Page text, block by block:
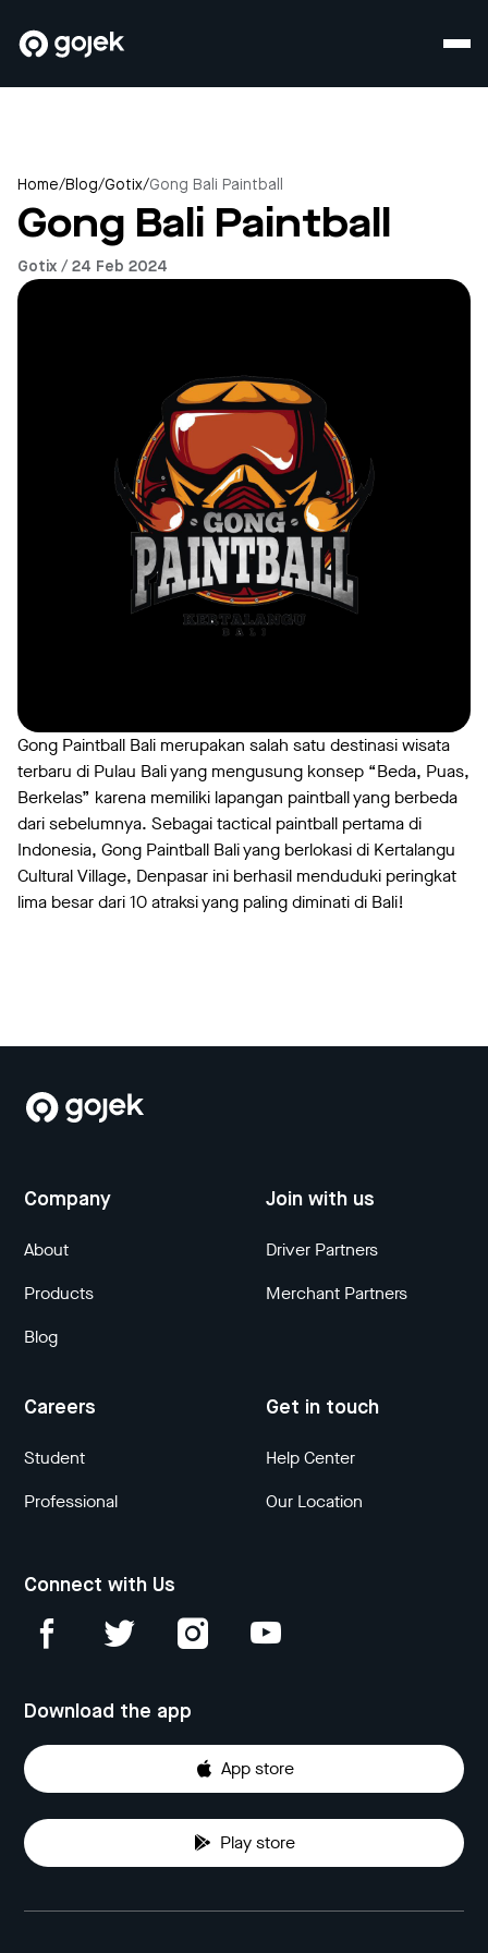
Home/Blog/Gotix/Gong Bali Paintball
Gong Bali Paintball
Gotix / 24 Feb 2024
Gong Paintball Bali merupakan salah satu destinasi wisata
terbaru di Pulau Bali yang mengusung konsep “Beda, Puas,
Berkelas” karena memiliki lapangan paintball yang berbeda
dari sebelumnya. Sebagai tactical paintball pertama di
Indonesia, Gong Paintball Bali yang berlokasi di Kertalangu
Cultural Village, Denpasar ini berhasil menduduki peringkat
lima besar dari 10 atraksi yang paling diminati di Bali!
Company
About
Products
Blog
Join with us
Driver Partners
Merchant Partners
Careers
Student
Professional
Get in touch
Help Center
Our Location
Connect with Us
Download the app
App store
Play store